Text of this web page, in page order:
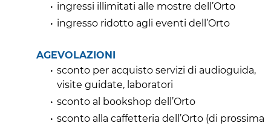
ingressi illimitati alle mostre dell’Orto
ingresso ridotto agli eventi dell’Orto
AGEVOLAZIONI
sconto per acquisto servizi di audioguida,
visite guidate, laboratori
sconto al bookshop dell’Orto
sconto alla caffetteria dell’Orto (di prossima